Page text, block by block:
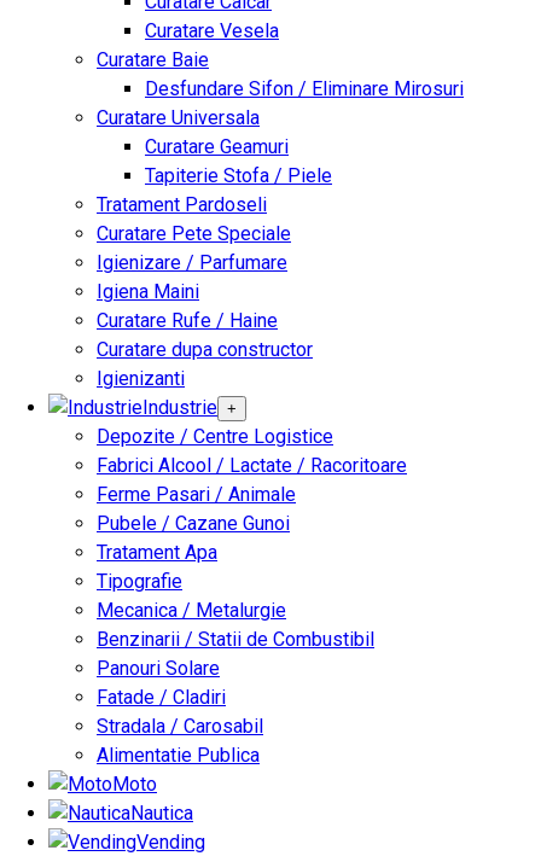
Curatare Vesela
Curatare Baie
Desfundare Sifon / Eliminare Mirosuri
Curatare Universala
Curatare Geamuri
Tapiterie Stofa / Piele
Tratament Pardoseli
Curatare Pete Speciale
Igienizare / Parfumare
Igiena Maini
Curatare Rufe / Haine
Curatare dupa constructor
Igienizanti
Industrie +
Depozite / Centre Logistice
Fabrici Alcool / Lactate / Racoritoare
Ferme Pasari / Animale
Pubele / Cazane Gunoi
Tratament Apa
Tipografie
Mecanica / Metalurgie
Benzinarii / Statii de Combustibil
Panouri Solare
Fatade / Cladiri
Stradala / Carosabil
Alimentatie Publica
Moto
Nautica
Vending